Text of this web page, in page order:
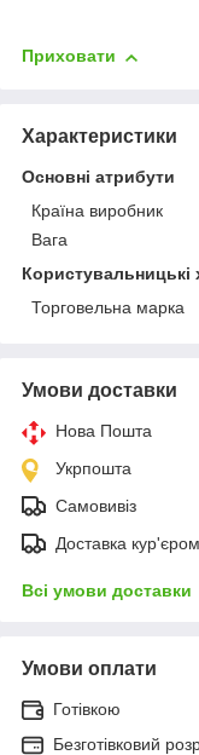
Приховати
Характеристики
Основні атрибути
Країна виробник
Вага
Користувальницькі
Торговельна марка
Умови доставки
Нова Пошта
Укрпошта
Самовивіз
Доставка
Всі умови доставки
Умови оплати
Готівкою
Безготівковий